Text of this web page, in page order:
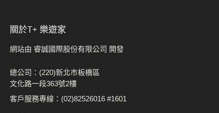
關於t+ 樂遊家
網站由 睿誠國際股份有限公司 開發
總公司：(220)新北市板橋區
文化路一段363號2樓
客戶服務專線：(02)82526016 #1601